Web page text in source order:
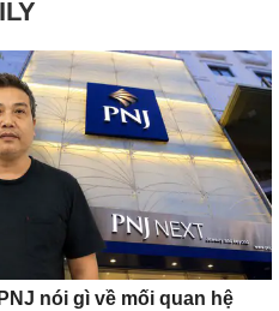
nói gì về mối quan hệ